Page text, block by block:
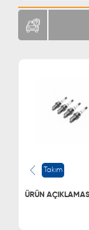
Takım
ÜRÜN